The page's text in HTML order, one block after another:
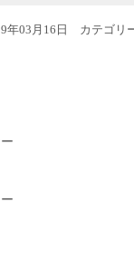
03月16日 カテゴリ